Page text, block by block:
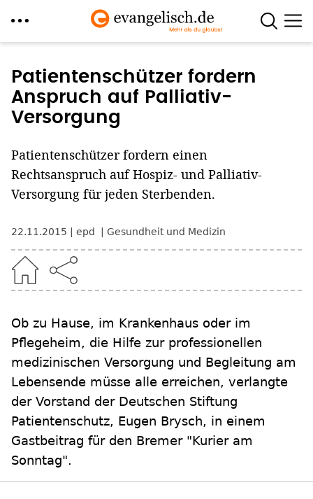
zum
Inhalt
Patientenschützer fordern
Anspruch auf Palliativ-
Versorgung
Patientenschützer fordern einen
Rechtsanspruch auf Hospiz- und Palliativ-
Versorgung für jeden Sterbenden.
22.11.2015 epd Gesundheit und Medizin
Ob zu Hause, im Krankenhaus oder im
Pflegeheim, die Hilfe zur professionellen
medizinischen Versorgung und Begleitung am
Lebensende müsse alle erreichen, verlangte
der Vorstand der Deutschen Stiftung
Patientenschutz, Eugen Brysch, in einem
Gastbeitrag für den Bremer "Kurier am
Sonntag".